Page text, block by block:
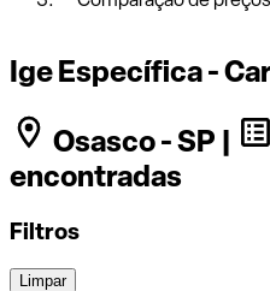
Ige Específica -
Osasco - SP |
encontradas
Filtros
Limpar